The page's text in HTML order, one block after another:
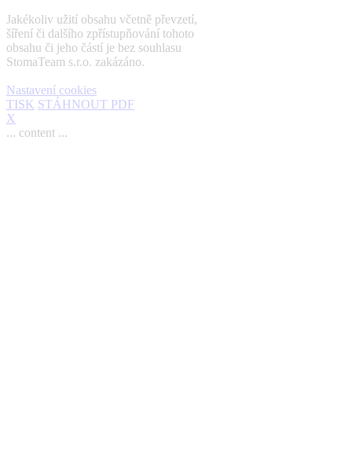
Jakékoliv užití obsahu včetně převzetí,
šíření či dalšího zpřístupňování tohoto
obsahu či jeho částí je bez souhlasu
StomaTeam s.r.o. zakázáno.
Nastavení cookies
TISK STÁHNOUT PDF
X
... content ...